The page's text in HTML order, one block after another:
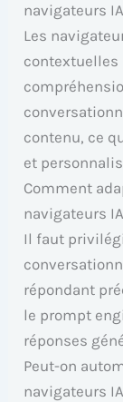
navigateurs
Les
contextuelles
contenu, ce
et
Comment
navigateurs
Il faut
répondant
le prompt
réponses
Peut-on
navigateurs